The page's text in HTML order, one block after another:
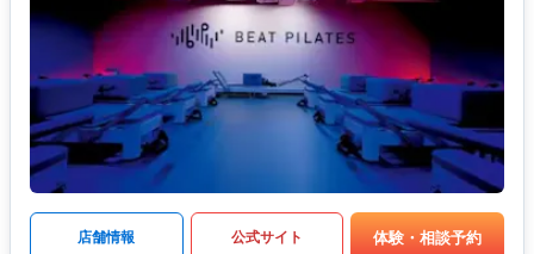
店舗情報 公式サイト 体験・相談予約